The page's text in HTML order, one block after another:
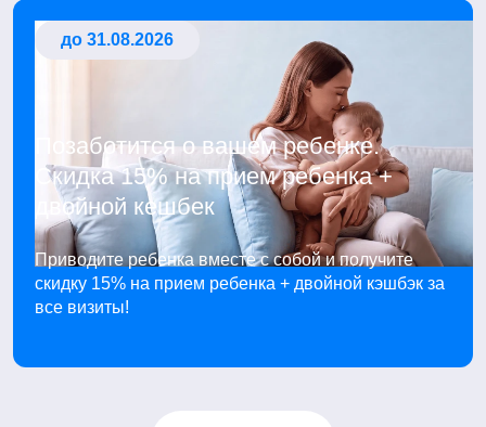
до 31.08.2026
Позаботится о вашем ребенке.
Скидка 15% на прием ребенка +
двойной кешбек
Приводите ребенка вместе с собой и получите
скидку 15% на прием ребенка + двойной кэшбэк за
все визиты!